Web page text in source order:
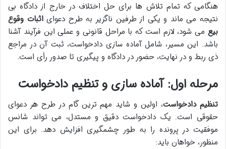
هنگامی که تمام تلاش ها برای حل اختلاف در خارج از دادگاه بی
نتیجه می ماند و یکی از طرفین ناگزیر به طرح دعوایاثبات وقوع
بیع می شود، لازم است که با مراحل قانونی و عملی این فرآیند آشنا
باشد. این مسیر، شامل آماده سازی دادخواست، ثبت آن در مراجع
ذی ربط و در نهایت، حضور در دادگاه و پیگیری تا صدور رأی است.
مرحله اول: آماده سازی و تنظیم دادخواست
تنظیم دادخواست، اولین و شاید مهم ترین گام در طرح هر دعوای
حقوقی است. یک دادخواست دقیق و مستدل، می تواند شانس
موفقیت در پرونده را به طور چشمگیری افزایش دهد. برای این
منظور، خواهان باید: